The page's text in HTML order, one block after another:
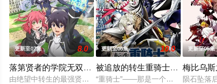
更新至07集 8.0
落第贤者的学院无双 第二回转生，S等级作弊魔术师冒险
由绝望中转生的最强贤者，到400年后的世界一展外挂威能！大
更新至06集 10.0
被追放的转生重骑士用游戏知识
“重骑士”——那是一个以防御为主，
更新至05集
梅比乌
陨石坠落